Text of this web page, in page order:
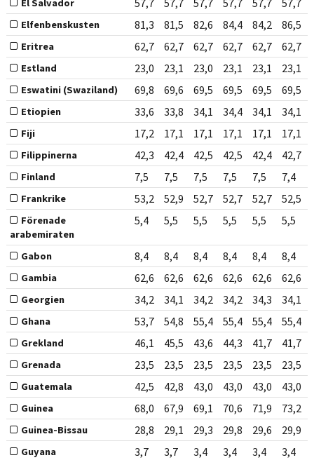
El Salvador 57,7 57,7 57,7 57,7 57,7 57,7
Elfenbenskusten 81,3 81,5 82,6 84,4 84,2 86,5
Eritrea 62,7 62,7 62,7 62,7 62,7 62,7
Estland 23,0 23,1 23,0 23,1 23,1 23,1
Eswatini (Swaziland) 69,8 69,6 69,5 69,5 69,5 69,5
Etiopien 33,6 33,8 34,1 34,4 34,1 34,1
Fiji 17,2 17,1 17,1 17,1 17,1 17,1
Filippinerna 42,3 42,4 42,5 42,5 42,4 42,7
Finland 7,5 7,5 7,5 7,5 7,5 7,4
Frankrike 53,2 52,9 52,7 52,7 52,7 52,5
Förenade
arabemiraten
5,4 5,5 5,5 5,5 5,5 5,5
Gabon 8,4 8,4 8,4 8,4 8,4 8,4
Gambia 62,6 62,6 62,6 62,6 62,6 62,6
Georgien 34,2 34,1 34,2 34,2 34,3 34,1
Ghana 53,7 54,8 55,4 55,4 55,4 55,4
Grekland 46,1 45,5 43,6 44,3 41,7 41,7
Grenada 23,5 23,5 23,5 23,5 23,5 23,5
Guatemala 42,5 42,8 43,0 43,0 43,0 43,0
Guinea 68,0 67,9 69,1 70,6 71,9 73,2
Guinea-Bissau 28,8 29,1 29,3 29,8 29,6 29,9
Guyana 3,7 3,7 3,4 3,4 3,4 3,4